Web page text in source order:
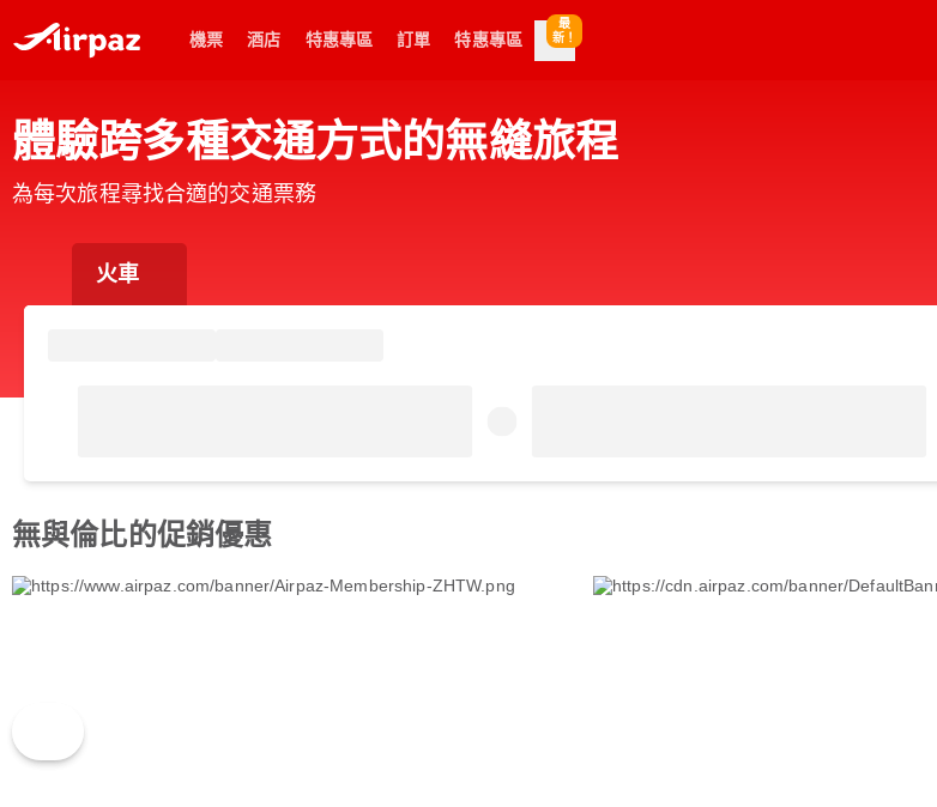
機票 酒店 特惠專區 訂單 特惠專區
最
新！
體驗跨多種交通方式的無縫旅程
為每次旅程尋找合適的交通票務
火車
無與倫比的促銷優惠